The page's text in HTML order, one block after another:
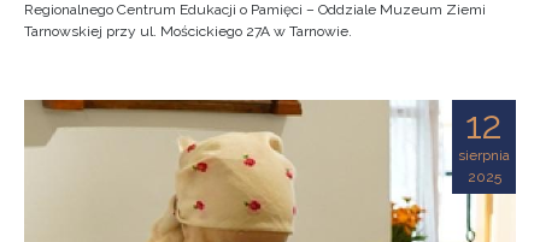
Regionalnego Centrum Edukacji o Pamięci – Oddziale Muzeum Ziemi
Tarnowskiej przy ul. Mościckiego 27A w Tarnowie.
12
sierpnia
2025